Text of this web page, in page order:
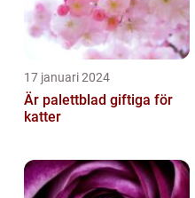
17 januari 2024
Är palettblad giftiga för
katter